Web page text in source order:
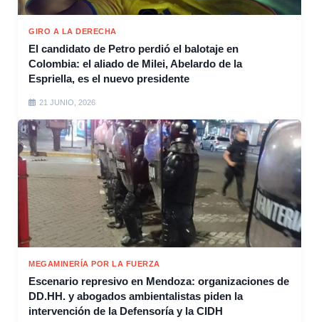
GIRO A LA DERECHA
El candidato de Petro perdió el balotaje en
Colombia: el aliado de Milei, Abelardo de la
Espriella, es el nuevo presidente
21 JUNIO, 2026
MEGAMINERÍA POR LA FUERZA
Escenario represivo en Mendoza: organizaciones de
DD.HH. y abogados ambientalistas piden la
intervención de la Defensoría y la CIDH